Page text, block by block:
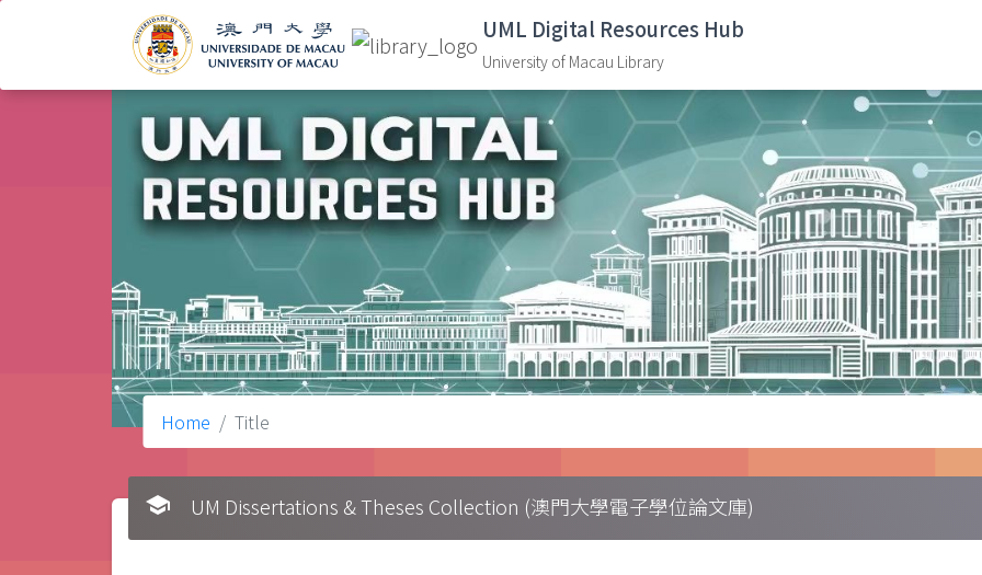
UML Digital Resources Hub
University of Macau Library
Home Title
school UM Dissertations & Theses Collection (澳門大學電子學位論文庫)